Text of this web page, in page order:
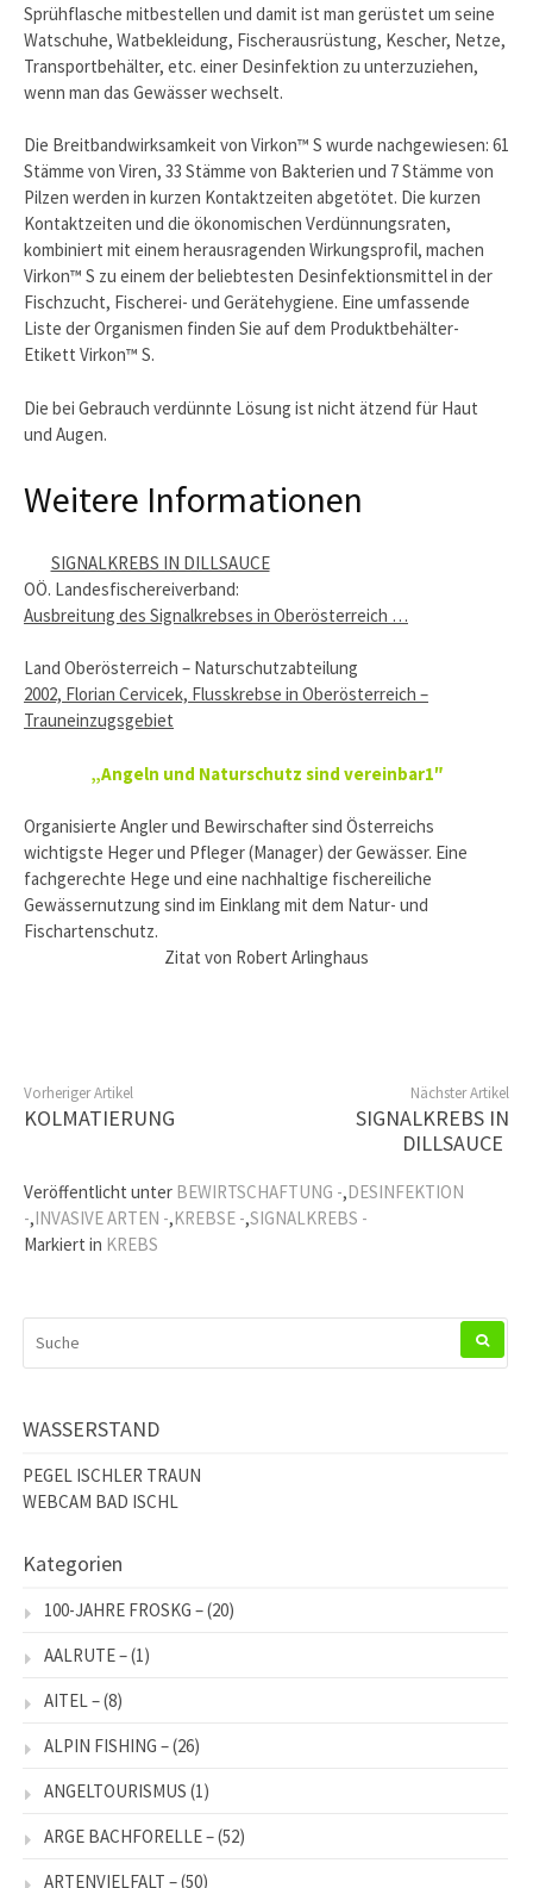
Sprühflasche mitbestellen und damit ist man gerüstet um seine
Watschuhe, Watbekleidung, Fischerausrüstung, Kescher, Netze,
Transportbehälter, etc. einer Desinfektion zu unterzuziehen,
wenn man das Gewässer wechselt.
Die Breitbandwirksamkeit von Virkon™ S wurde nachgewiesen: 61
Stämme von Viren, 33 Stämme von Bakterien und 7 Stämme von
Pilzen werden in kurzen Kontaktzeiten abgetötet. Die kurzen
Kontaktzeiten und die ökonomischen Verdünnungsraten,
kombiniert mit einem herausragenden Wirkungsprofil, machen
Virkon™ S zu einem der beliebtesten Desinfektionsmittel in der
Fischzucht, Fischerei- und Gerätehygiene. Eine umfassende
Liste der Organismen finden Sie auf dem Produktbehälter-
Etikett Virkon™ S.
Die bei Gebrauch verdünnte Lösung ist nicht ätzend für Haut
und Augen.
Weitere Informationen
SIGNALKREBS IN DILLSAUCE
OÖ. Landesfischereiverband:
Ausbreitung des Signalkrebses in Oberösterreich …
Land Oberösterreich – Naturschutzabteilung
2002, Florian Cervicek, Flusskrebse in Oberösterreich –
Trauneinzugsgebiet
„Angeln und Naturschutz sind vereinbar1″
Organisierte Angler und Bewirschafter sind Österreichs
wichtigste Heger und Pfleger (Manager) der Gewässer. Eine
fachgerechte Hege und eine nachhaltige fischereiliche
Gewässernutzung sind im Einklang mit dem Natur- und
Fischartenschutz.
Zitat von Robert Arlinghaus
Vorheriger Artikel
KOLMATIERUNG
Nächster Artikel
SIGNALKREBS IN
DILLSAUCE
Veröffentlicht unter BEWIRTSCHAFTUNG -,DESINFEKTION
-,INVASIVE ARTEN -,KREBSE -,SIGNALKREBS -
Markiert in KREBS
NACH:
WASSERSTAND
PEGEL ISCHLER TRAUN
WEBCAM BAD ISCHL
Kategorien
100-JAHRE FROSKG –(20)
AALRUTE –(1)
AITEL –(8)
ALPIN FISHING –(26)
ANGELTOURISMUS (1)
ARGE BACHFORELLE –(52)
ARTENVIELFALT –(50)